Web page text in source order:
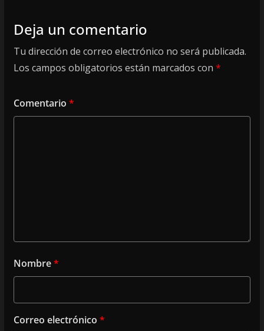
Deja un comentario
Tu dirección de correo electrónico no será publicada.
Los campos obligatorios están marcados con *
Comentario *
Nombre*
Correo electrónico *